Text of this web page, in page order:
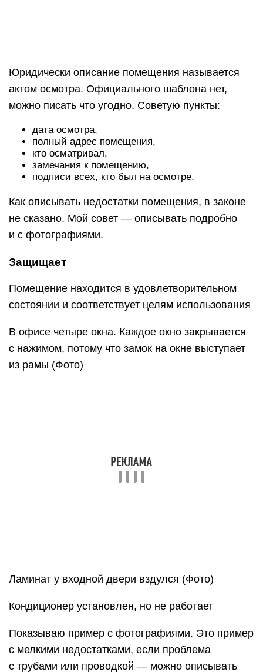
Юридически описание помещения называется
актом осмотра. Официального шаблона нет,
можно писать что угодно. Советую пункты:
дата осмотра,
полный адрес помещения,
кто осматривал,
замечания к помещению,
подписи всех, кто был на осмотре.
Как описывать недостатки помещения, в законе
не сказано. Мой совет — описывать подробно
и с фотографиями.
Защищает
Помещение находится в удовлетворительном
состоянии и соответствует целям использования
В офисе четыре окна. Каждое окно закрывается
с нажимом, потому что замок на окне выступает
из рамы (Фото)
Ламинат у входной двери вздулся (Фото)
Кондиционер установлен, но не работает
Показываю пример с фотографиями. Это пример
с мелкими недостатками, если проблема
с трубами или проводкой — можно описывать